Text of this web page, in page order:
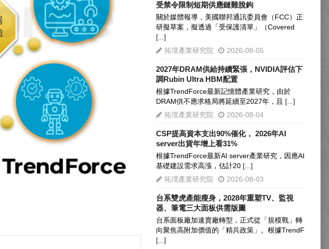
受禁令限制短期供應鏈難脫鉤
關於媒體報導，美國聯邦通訊委員會（FCC）正
研擬草案，擬透過「受保護清單」（Covered
[...]
拓墣產業研究院
2026-08-05
2027年DRAM供給持續緊張，NVIDIA評估下
調Rubin Ultra HBM配置
根據TrendForce最新記憶體產業研究，由於
DRAM供不應求格局將延續至2027年，且 [...]
拓墣產業研究院
2026-08-04
CSP提高資本支出90%催化， 2026年AI
server出貨年增上看31%
根據TrendForce最新AI server產業研究，因應AI
基礎建設需求高漲，估計20 [...]
拓墣產業研究院
2026-08-03
台系雙虎產能瘦身，2028年重塑TV、監視
器、筆電三大面板供需版圖
台系面板廠加速賣廠轉型，正式從「規模戰」轉
向聚焦高附加價值的「精兵政策」。根據TrendF
[...]